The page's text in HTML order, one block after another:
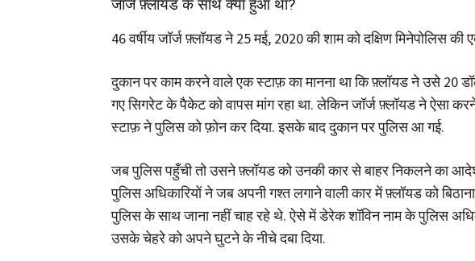
जॉर्ज फ़्लॉयड के साथ क्या हुआ था?
46 वर्षीय जॉर्ज फ़्लॉयड ने 25 मई, 2020 की शाम को दक्षिण मिनेपोलिस
दुकान पर काम करने वाले एक स्टाफ़ का मानना था कि फ़्लॉयड ने उसे 20
गए सिगरेट के पैकेट को वापस मांग रहा था. लेकिन जॉर्ज फ़्लॉयड ने ऐसा
स्टाफ़ ने पुलिस को फ़ोन कर दिया. इसके बाद दुकान पर पुलिस आ गई.
जब पुलिस पहुँची तो उसने फ़्लॉयड को उनकी कार से बाहर निकलने का
पुलिस अधिकारियों ने जब अपनी गश्त लगाने वाली कार में फ़्लॉयड को
पुलिस के साथ जाना नहीं चाह रहे थे. ऐसे में डेरेक शॉविन नाम के पुलिस
उसके चेहरे को अपने घुटने के नीचे दबा दिया.